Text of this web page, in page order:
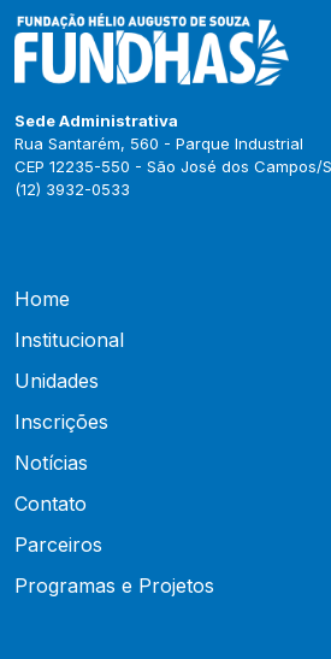
Sede Administrativa
Rua Santarém, 560 - Parque Industrial
CEP 12235-550 - São José dos Campos/
(12) 3932-0533
Home
Institucional
Unidades
Inscrições
Notícias
Contato
Parceiros
Programas e Projetos